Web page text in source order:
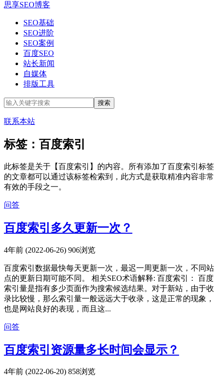
思享SEO博客
SEO基础
SEO进阶
SEO案例
百度SEO
站长新闻
自媒体
排版工具
联系本站
标签：百度索引
此标签是关于【百度索引】的内容。所有添加了百度索引标签
的文章都可以通过该标签检索到，此方式是获取精准内容非常
有效的手段之一。
问答
百度索引多久更新一次？
4年前 (2022-06-26) 906浏览
百度索引数据最快每天更新一次，最迟一周更新一次，不同站
点的更新日期可能不同。 相关SEO术语解释: 百度索引： 百度
索引量是指有多少页面作为搜索候选结果。对于新站，由于收
录比较慢，那么索引量一般远远大于收录，这是正常的现象，
也是网站良好的表现，而且这...
问答
百度索引资源量多长时间会显示？
4年前 (2022-06-20) 858浏览